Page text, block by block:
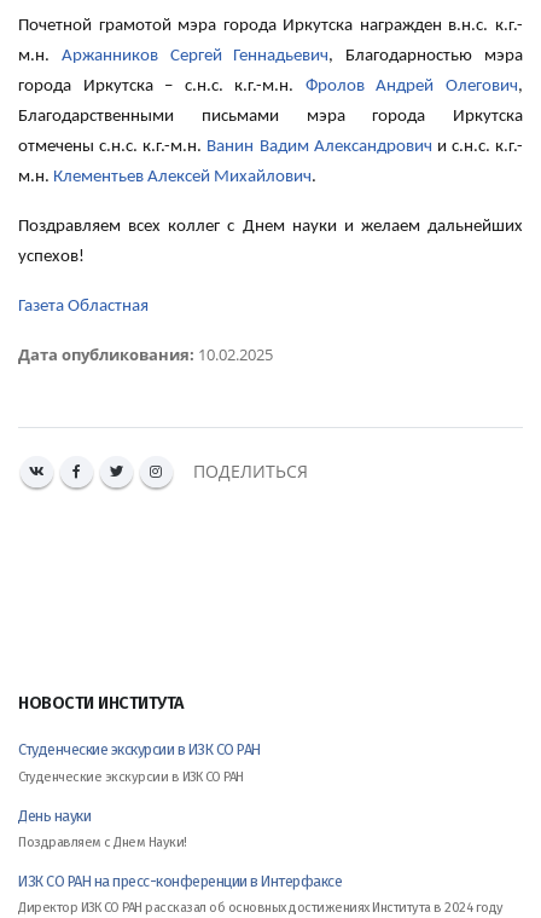
НОВОСТИ ИНСТИТУТА
Студенческие экскурсии в ИЗК СО РАН
Студенческие экскурсии в ИЗК СО РАН
День науки
Поздравляем с Днем Науки!
ИЗК СО РАН на пресс-конференции в Интерфаксе
Директор ИЗК СО РАН рассказал об основных достижениях Института в 2024 году
Почетной грамотой мэра города Иркутска награжден в.н.с. к.г.-
м.н. Аржанников Сергей Геннадьевич, Благодарностью мэра
города Иркутска – с.н.с. к.г.-м.н. Фролов Андрей Олегович,
Благодарственными письмами мэра города Иркутска
отмечены с.н.с. к.г.-м.н. Ванин Вадим Александрович и с.н.с. к.г.-
м.н. Клементьев Алексей Михайлович.
Поздравляем всех коллег с Днем науки и желаем дальнейших
успехов!
Газета Областная
Дата опубликования: 10.02.2025
ПОДЕЛИТЬСЯ